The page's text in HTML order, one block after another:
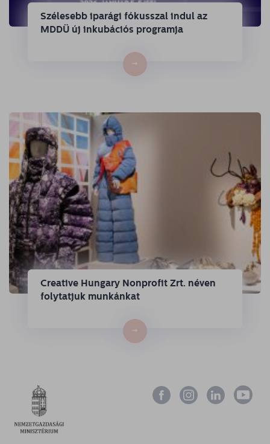
Szélesebb iparági fókusszal indul az
MDDÜ új inkubációs programja
→
Creative Hungary Nonprofit Zrt. néven
folytatjuk munkánkat
→